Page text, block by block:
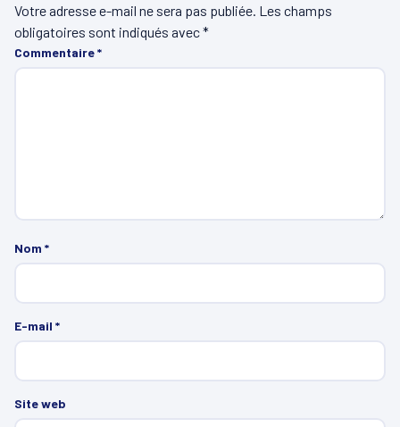
Votre adresse e-mail ne sera pas publiée. Les champs
obligatoires sont indiqués avec*
Commentaire*
Nom *
E-mail *
Site web